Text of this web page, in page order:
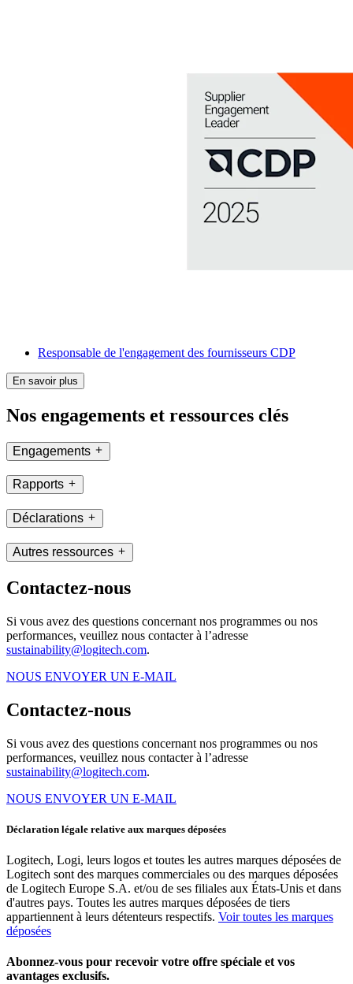
Responsable de l'engagement des fournisseurs CDP
En savoir plus
Nos engagements et ressources clés
Engagements
Rapports
Déclarations
Autres ressources
Contactez-nous
Si vous avez des questions concernant nos programmes ou nos
performances, veuillez nous contacter à l’adresse
sustainability@logitech.com.
NOUS ENVOYER UN E-MAIL
Contactez-nous
Si vous avez des questions concernant nos programmes ou nos
performances, veuillez nous contacter à l’adresse
sustainability@logitech.com.
NOUS ENVOYER UN E-MAIL
Déclaration légale relative aux marques déposées
Logitech, Logi, leurs logos et toutes les autres marques déposées de
Logitech sont des marques commerciales ou des marques déposées
de Logitech Europe S.A. et/ou de ses filiales aux États-Unis et dans
d'autres pays. Toutes les autres marques déposées de tiers
appartiennent à leurs détenteurs respectifs. Voir toutes les marques
déposées
Abonnez-vous pour recevoir votre offre spéciale et vos
avantages exclusifs.